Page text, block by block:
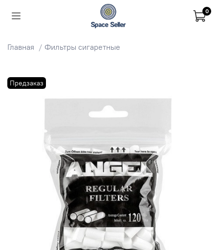
0
Главная Фильтры сигаретные
Предзаказ